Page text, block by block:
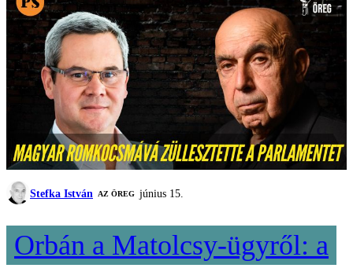
Stefka István AZ ÖREG június 15.
Orbán a Matolcsy-ügyről: a